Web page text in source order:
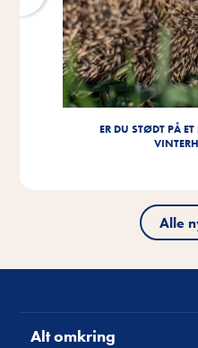
ER DU STØDT PÅ
Alle
Alt omkring